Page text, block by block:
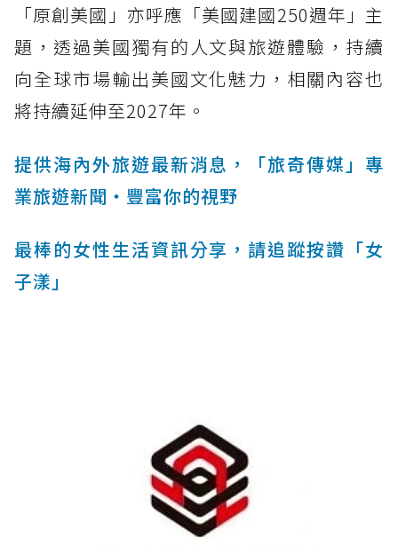
「原創美國」亦呼應「美國建國250週年」主
題，透過美國獨有的人文與旅遊體驗，持續
向全球市場輸出美國文化魅力，相關內容也
將持續延伸至2027年。
提供海內外旅遊最新消息，「旅奇傳媒」專
業旅遊新聞‧豐富你的視野
最棒的女性生活資訊分享，請追蹤按讚「女
子漾」